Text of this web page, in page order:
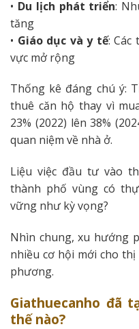
• Du lịch phát triển:
tăng
• Giáo dục và y tế: Các
vực mở rộng
Thống kê đáng chú ý:
thuê căn hộ thay vì
23% (2022) lên 38%
quan niệm về nhà ở.
Liệu việc đầu tư vào
thành phố vùng có
vững như kỳ vọng?
Nhìn chung, xu hướng
nhiều cơ hội mới cho
phương.
Giathuecanho đã
thế nào?